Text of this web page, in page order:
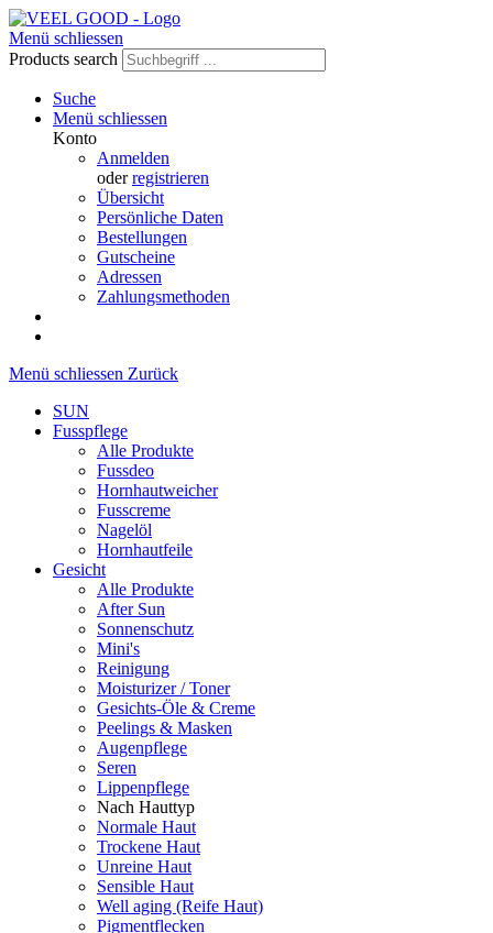
Menü schliessen
Products search
Suche
Menü schliessen
Konto
Anmelden
oderregistrieren
Übersicht
Persönliche Daten
Bestellungen
Gutscheine
Adressen
Zahlungsmethoden
Menü schliessen Zurück
SUN
Fusspflege
Alle Produkte
Fussdeo
Hornhautweicher
Fusscreme
Nagelöl
Hornhautfeile
Gesicht
Alle Produkte
After Sun
Sonnenschutz
Mini's
Reinigung
Moisturizer / Toner
Gesichts-Öle & Creme
Peelings & Masken
Augenpflege
Seren
Lippenpflege
Nach Hauttyp
Normale Haut
Trockene Haut
Unreine Haut
Sensible Haut
Well aging (Reife Haut)
Pigmentflecken